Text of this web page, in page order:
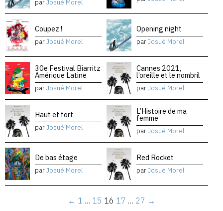
parJosué Morel
Coupez !
parJosué Morel
Opening night
parJosué Morel
30e Festival Biarritz
Amérique Latine
parJosué Morel
Cannes 2021,
l’oreille et le nombril
parJosué Morel
Haut et fort
parJosué Morel
L’Histoire de ma
femme
parJosué Morel
De bas étage
parJosué Morel
Red Rocket
parJosué Morel
← 1 … 15 16 17 … 27 →